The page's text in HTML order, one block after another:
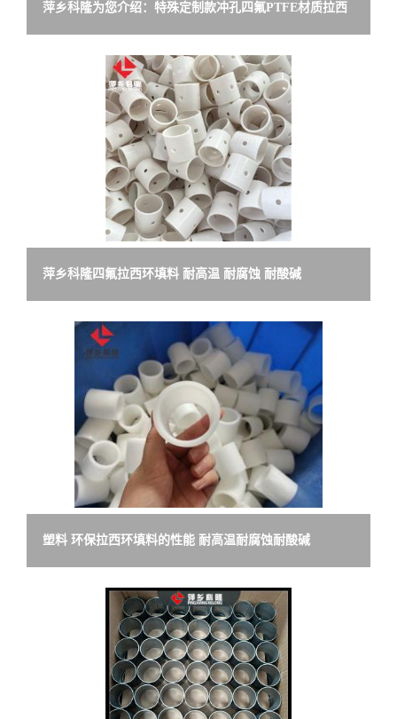
萍乡科隆为您介绍：特殊定制款冲孔四氟PTFE材质拉西
环
萍乡科隆四氟拉西环填料 耐高温 耐腐蚀 耐酸碱
塑料 环保拉西环填料的性能 耐高温耐腐蚀耐酸碱